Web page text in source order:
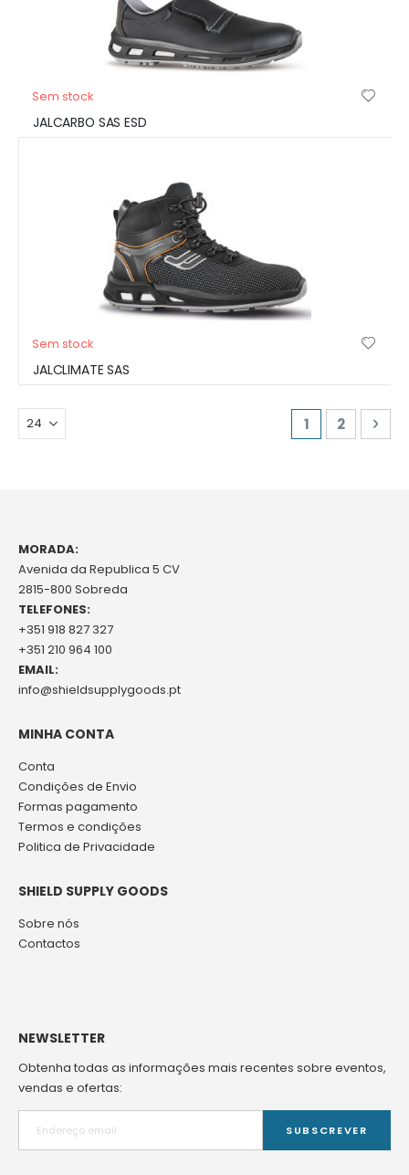
Sem stock
JALCARBO SAS ESD
Sem stock
JALCLIMATE SAS
Page
You're
1 Page
2
MORADA:
Avenida da Republica 5 CV
2815-800 Sobreda
TELEFONES:
+351 918 827 327
+351 210 964 100
EMAIL:
info@shieldsupplygoods.pt
MINHA CONTA
Conta
Condições de Envio
Formas pagamento
Termos e condições
Politica de Privacidade
SHIELD SUPPLY GOODS
Sobre nós
Contactos
NEWSLETTER
Obtenha todas as informações mais recentes sobre eventos,
vendas e ofertas:
SUBSCREVER